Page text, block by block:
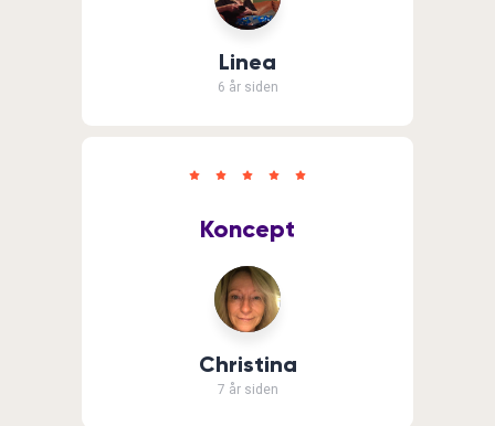
Linea
6 år siden
Christina
7 år siden
Koncept